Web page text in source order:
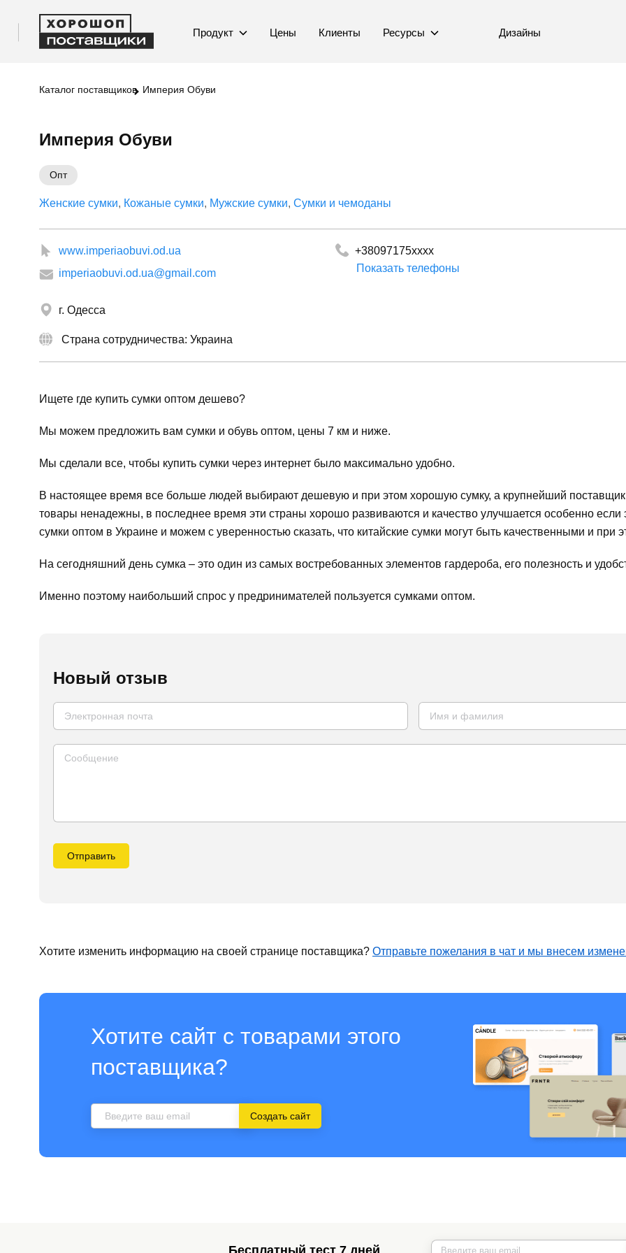
Продукт Цены Клиенты Ресурсы Дизайны
Каталог поставщиков Империя Обуви
Империя Обуви
Опт
Женские сумки Кожаные сумки Мужские сумки Сумки и чемоданы
www.imperiaobuvi.od.ua
imperiaobuvi.od.ua@gmail.com
+38097175xxxx
+380995420317
Показать телефоны
г. Одесса
Страна сотрудничества: Украина
Ищете где купить сумки оптом дешево?
Мы можем предложить вам сумки и обувь оптом, цены 7 км и ниже.
Мы сделали все, чтобы купить сумки через интернет было максимально удобно.
В настоящее время все больше людей выбирают дешевую и при этом хорошую сумку, а крупнейший поставщик
товары ненадежны, в последнее время эти страны хорошо развиваются и качество улучшается особенно
сумки оптом в Украине и можем с уверенностью сказать, что китайские сумки могут быть качественными и при
На сегодняшний день сумка – это один из самых востребованных элементов гардероба, его полезность и
Именно поэтому наибольший спрос у предринимателей пользуется сумками оптом.
Новый отзыв
Отправить
Хотите изменить информацию на своей странице поставщика? Отправьте пожелания в чат и мы внесем
Хотите сайт с товарами этого
поставщика?
Создать сайт
Бесплатный тест 7 дней